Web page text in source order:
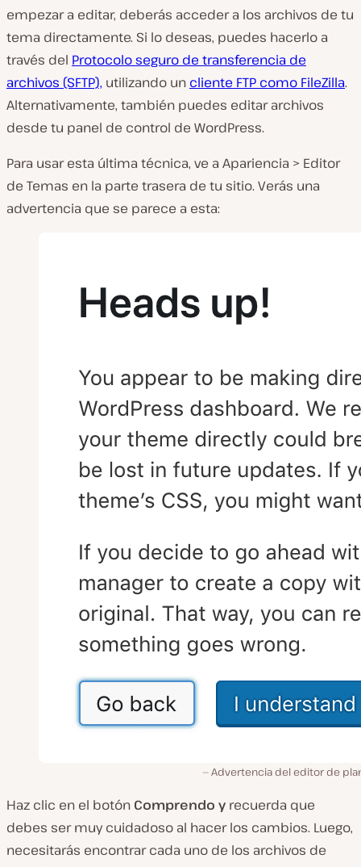
empezar a editar, deberás acceder a los archivos de tu
tema directamente. Si lo deseas, puedes hacerlo a
través del Protocolo seguro de transferencia de
archivos (SFTP), utilizando un cliente FTP como FileZilla.
Alternativamente, también puedes editar archivos
desde tu panel de control de WordPress.
Para usar esta última técnica, ve a Apariencia > Editor
de Temas en la parte trasera de tu sitio. Verás una
advertencia que se parece a esta:
Advertencia del editor de
Haz clic en el botón Comprendo y recuerda que
debes ser muy cuidadoso al hacer los cambios. Luego,
necesitarás encontrar cada uno de los archivos de